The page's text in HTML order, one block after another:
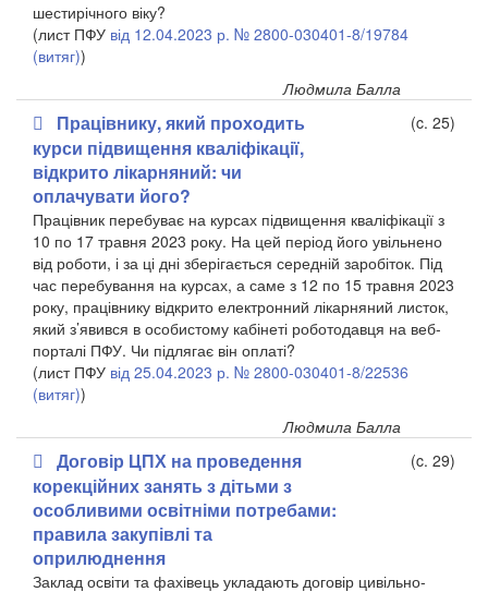
шестирічного віку?
(лист ПФУ від 12.04.2023 р. № 2800-030401-8/19784
(витяг))
Людмила Балла
Працівнику, який проходить
курси підвищення кваліфікації,
відкрито лікарняний: чи
оплачувати його?
(c. 25)
Працівник перебуває на курсах підвищення кваліфікації з
10 по 17 травня 2023 року. На цей період його увільнено
від роботи, і за ці дні зберігається середній заробіток. Під
час перебування на курсах, а саме з 12 по 15 травня 2023
року, працівнику відкрито електронний лікарняний листок,
який з’явився в особистому кабінеті роботодавця на веб-
порталі ПФУ. Чи підлягає він оплаті?
(лист ПФУ від 25.04.2023 р. № 2800-030401-8/22536
(витяг))
Людмила Балла
Договір ЦПХ на проведення
корекційних занять з дітьми з
особливими освітніми потребами:
правила закупівлі та
оприлюднення
(c. 29)
Заклад освіти та фахівець укладають договір цивільно-